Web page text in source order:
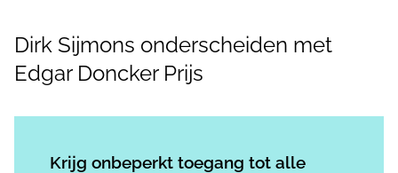
Dirk Sijmons onderscheiden met
Edgar Doncker Prijs
Krijg onbeperkt toegang tot alle